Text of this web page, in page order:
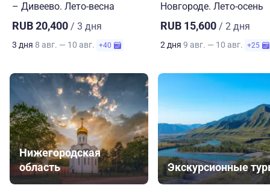
– Дивеево. Лето-весна
RUB 20,400 / 3 дня
3 дня 8 авг. — 10 авг. +40
Новгороде. Лето-осень
RUB 15,600 / 2 дня
2 дня 9 авг. — 10 авг. +25
Нижегородская
область
Экскурсионные